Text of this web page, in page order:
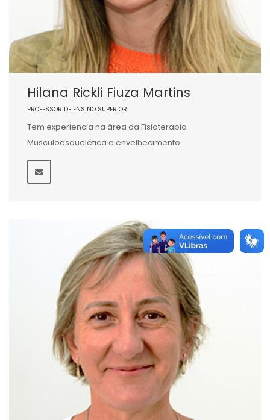
Hilana Rickli Fiuza Martins
PROFESSOR DE ENSINO SUPERIOR
Tem experiencia na área da Fisioterapia
Musculoesquelética e envelhecimento.